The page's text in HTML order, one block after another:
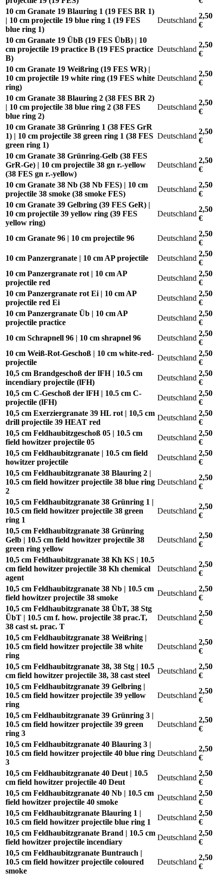
10 cm Granate 19 Blauring 1 (19 FES BR 1)
| 10 cm projectile 19 blue ring 1 (19 FES
blue ring 1)
Deutschland
2,50
€
10 cm Granate 19 ÜbB (19 FES ÜbB) | 10
cm projectile 19 practice B (19 FES practice
B)
Deutschland
2,50
€
10 cm Granate 19 Weißring (19 FES WR) |
10 cm projectile 19 white ring (19 FES white
ring)
Deutschland
2,50
€
10 cm Granate 38 Blauring 2 (38 FES BR 2)
| 10 cm projectile 38 blue ring 2 (38 FES
blue ring 2)
Deutschland
2,50
€
10 cm Granate 38 Grünring 1 (38 FES GrR
1) | 10 cm projectile 38 green ring 1 (38 FES
green ring 1)
Deutschland
2,50
€
10 cm Granate 38 Grünring-Gelb (38 FES
GrR-Ge) | 10 cm projectile 38 gn r.-yellow
(38 FES gn r.-yellow)
Deutschland
2,50
€
10 cm Granate 38 Nb (38 Nb FES) | 10 cm
projectile 38 smoke (38 smoke FES)
Deutschland
2,50
€
10 cm Granate 39 Gelbring (39 FES GeR) |
10 cm projectile 39 yellow ring (39 FES
yellow ring)
Deutschland
2,50
€
10 cm Granate 96 | 10 cm projectile 96 Deutschland
2,50
€
10 cm Panzergranate | 10 cm AP projectile
Deutschland
2,50
€
10 cm Panzergranate rot | 10 cm AP
projectile red
Deutschland
2,50
€
10 cm Panzergranate rot Ei | 10 cm AP
projectile red Ei
Deutschland
2,50
€
10 cm Panzergranate Üb | 10 cm AP
projectile practice
Deutschland
2,50
€
10 cm Schrapnell 96 | 10 cm shrapnel 96
Deutschland
2,50
€
10 cm Weiß-Rot-Geschoß | 10 cm white-red-
projectile
Deutschland
2,50
€
10,5 cm Brandgeschoß der lFH | 10.5 cm
incendiary projectile (lFH)
Deutschland
2,50
€
10,5 cm C-Geschoß der lFH | 10.5 cm C-
projectile (lFH)
Deutschland
2,50
€
10,5 cm Exerziergranate 39 HL rot | 10,5 cm
drill projectile 39 HEAT red
Deutschland
2,50
€
10,5 cm Feldhaubitzgeschoß 05 | 10.5 cm
field howitzer projectile 05
Deutschland
2,50
€
10,5 cm Feldhaubitzgranate | 10.5 cm field
howitzer projectile
Deutschland
2,50
€
10,5 cm Feldhaubitzgranate 38 Blauring 2 |
10.5 cm field howitzer projectile 38 blue ring
2
Deutschland
2,50
€
10,5 cm Feldhaubitzgranate 38 Grünring 1 |
10.5 cm field howitzer projectile 38 green
ring 1
Deutschland
2,50
€
10,5 cm Feldhaubitzgranate 38 Grünring
Gelb | 10.5 cm field howitzer projectile 38
green ring yellow
Deutschland
2,50
€
10,5 cm Feldhaubitzgranate 38 Kh KS | 10.5
cm field howitzer projectile 38 Kh chemical
agent
Deutschland
2,50
€
10,5 cm Feldhaubitzgranate 38 Nb | 10.5 cm
field howitzer projectile 38 smoke
Deutschland
2,50
€
10,5 cm Feldhaubitzgranate 38 ÜbT, 38 Stg
ÜbT | 10.5 cm f. how. projectile 38 prac.T,
38 cast st. prac. T
Deutschland
2,50
€
10,5 cm Feldhaubitzgranate 38 Weißring |
10.5 cm field howitzer projectile 38 white
ring
Deutschland
2,50
€
10,5 cm Feldhaubitzgranate 38, 38 Stg | 10.5
cm field howitzer projectile 38, 38 cast steel
Deutschland
2,50
€
10,5 cm Feldhaubitzgranate 39 Gelbring |
10.5 cm field howitzer projectile 39 yellow
ring
Deutschland
2,50
€
10,5 cm Feldhaubitzgranate 39 Grünring 3 |
10.5 cm field howitzer projectile 39 green
ring 3
Deutschland
2,50
€
10,5 cm Feldhaubitzgranate 40 Blauring 3 |
10.5 cm field howitzer projectile 40 blue ring
3
Deutschland
2,50
€
10,5 cm Feldhaubitzgranate 40 Deut | 10.5
cm field howitzer projectile 40 Deut
Deutschland
2,50
€
10,5 cm Feldhaubitzgranate 40 Nb | 10.5 cm
field howitzer projectile 40 smoke
Deutschland
2,50
€
10,5 cm Feldhaubitzgranate Blauring 1 |
10.5 cm field howitzer projectile blue ring 1
Deutschland
2,50
€
10,5 cm Feldhaubitzgranate Brand | 10.5 cm
field howitzer projectile incendiary
Deutschland
2,50
€
10,5 cm Feldhaubitzgranate Buntrauch |
10.5 cm field howitzer projectile coloured
smoke
Deutschland
2,50
€